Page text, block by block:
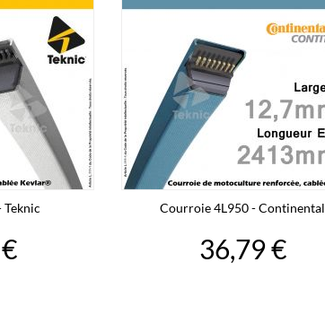
Courroie 4L950 - Continental
36,79 €